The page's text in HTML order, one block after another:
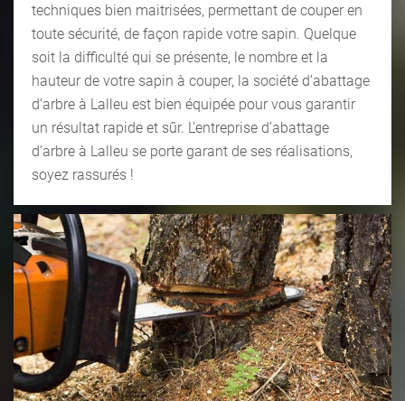
techniques bien maitrisées, permettant de couper en
toute sécurité, de façon rapide votre sapin. Quelque
soit la difficulté qui se présente, le nombre et la
hauteur de votre sapin à couper, la société d’abattage
d’arbre à Lalleu est bien équipée pour vous garantir
un résultat rapide et sûr. L’entreprise d’abattage
d’arbre à Lalleu se porte garant de ses réalisations,
soyez rassurés !